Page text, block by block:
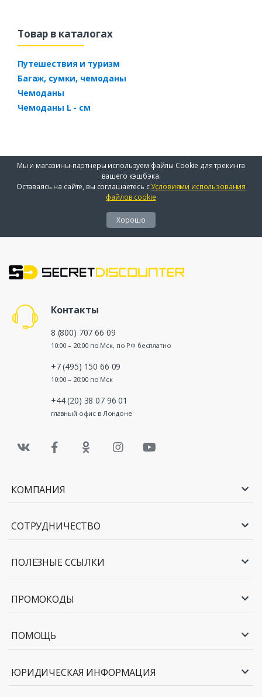
Товар в каталогах
Путешествия и туризм
Багаж, сумки, чемоданы
Чемоданы
Чемоданы L - см
Мы и магазины-партнеры используем файлы Cookie для трекинга
вашего кэшбэка.
Оставаясь на сайте, вы соглашаетесь сУсловиями использования
файлов cookie
Хорошо
Контакты
8 (800) 707 66 09
10:00 – 20:00 по Мск, по РФ бесплатно
+7 (495) 150 66 09
10:00 – 20:00 по Мск
+44 (20) 38 07 96 01
главный офис в Лондоне
КОМПАНИЯ
СОТРУДНИЧЕСТВО
ПОЛЕЗНЫЕ ССЫЛКИ
ПРОМОКОДЫ
ПОМОЩЬ
ЮРИДИЧЕСКАЯ ИНФОРМАЦИЯ